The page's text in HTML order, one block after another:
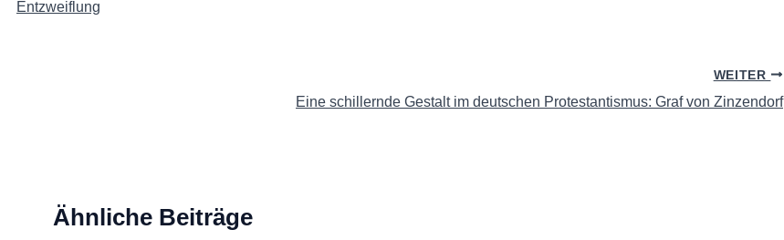
Entzweiflung
WEITER
Eine schillernde Gestalt im deutschen Protestantismus: Graf von Zinzendorf
Ähnliche Beiträge